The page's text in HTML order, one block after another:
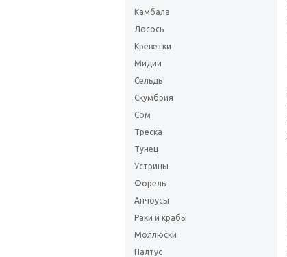
Камбала
Лосось
Креветки
Мидии
Сельдь
Скумбрия
Сом
Треска
Тунец
Устрицы
Форель
Анчоусы
Раки и крабы
Моллюски
Палтус